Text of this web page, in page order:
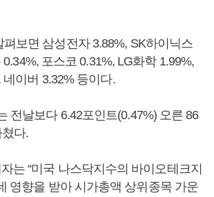
보면 삼성전자 3.88%, SK하이닉스
포스코 0.31%, LG화학 1.99%,
네이버 3.32% 등이다.
전날보다 6.42포인트(0.47%) 오른 86
다.
는 “미국 나스닥지수의 바이오테크지
영향을 받아 시가총액 상위종목 가운